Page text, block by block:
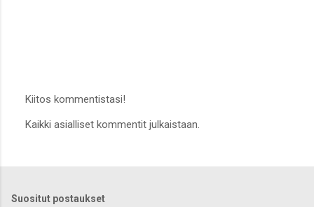
ä
o
Kiitos kommentistasi!
Kaikki asialliset kommentit julkaistaan.
Suositut postaukset